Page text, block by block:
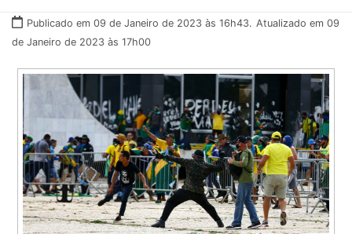
Publicado em 09 de Janeiro de 2023 às 16h43. Atualizado em 09
de Janeiro de 2023 às 17h00